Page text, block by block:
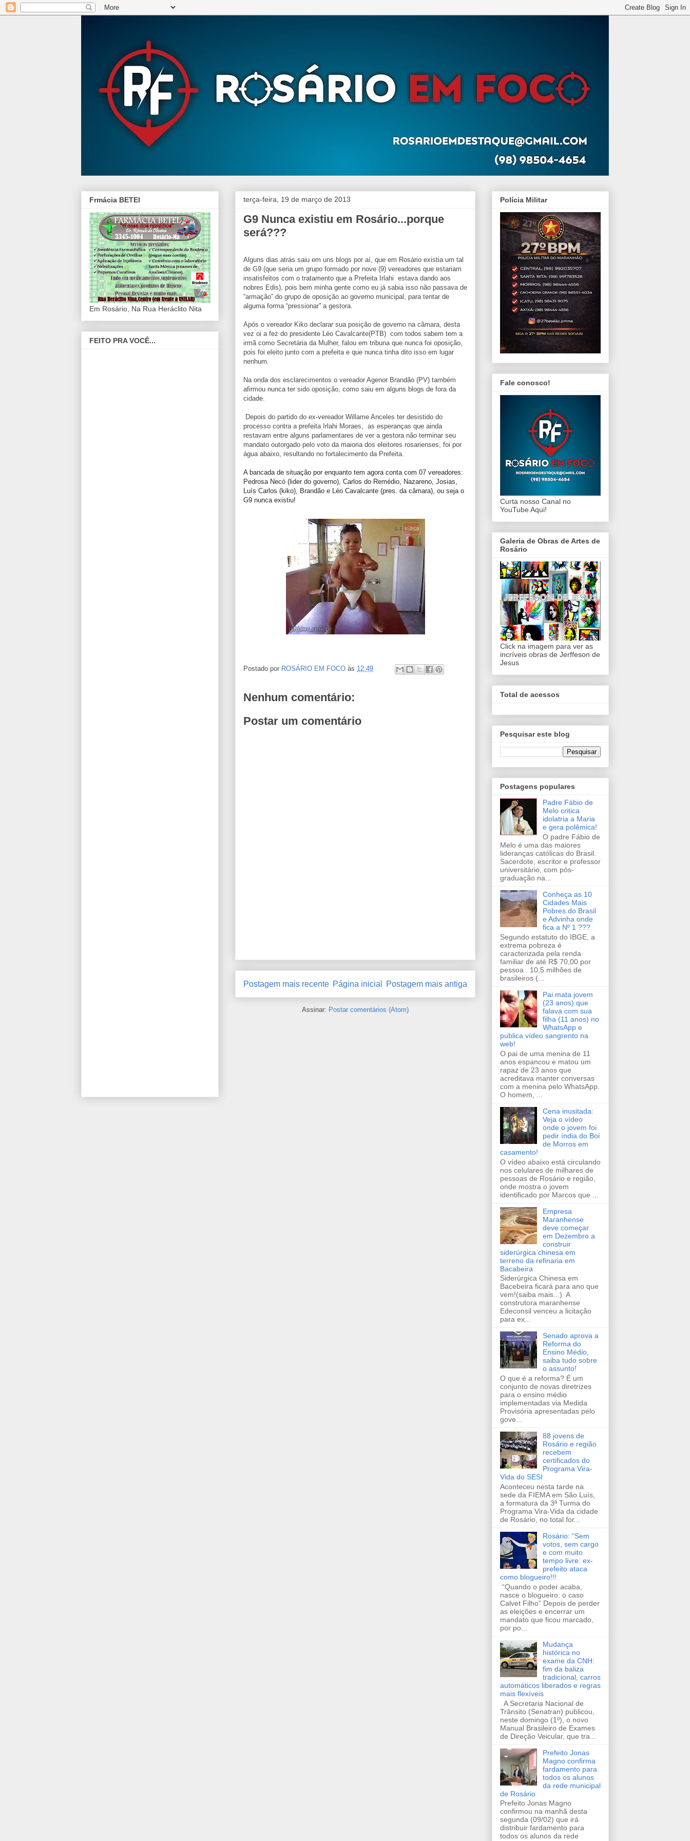
terça-feira, 19 de março de 2013
G9 Nunca existiu em Rosário...porque
será???
Alguns dias atrás saiu em uns blogs por aí, que em Rosário existia um tal
de G9 (que seria um grupo formado por nove (9) vereadores que estariam
insatisfeitos com o tratamento que a Prefeita Irlahi estava dando aos
nobres Edis), pois bem minha gente como eu já sabia isso não passava de
“armação” do grupo de oposição ao governo municipal, para tentar de
alguma forma “pressionar” a gestora.
Após o vereador Kiko declarar sua posição de governo na câmara, desta
vez oi a fez do presidente Léo Cavalcante(PTB) com todos sabem tem a
irmã como Secretária da Mulher, falou em tribuna que nunca foi oposição,
pois foi eleito junto com a prefeita e que nunca tinha dito isso em lugar
nenhum.
Na onda dos esclarecimentos o vereador Agenor Brandão (PV) também
afirmou nunca ter sido oposição, como saiu em alguns blogs de fora da
cidade.
Depois do partido do ex-vereador Willame Anceles ter desistido do
processo contra a prefeita Irlahi Moraes, as esperanças que ainda
restavam entre alguns parlamentares de ver a gestora não terminar seu
mandato outorgado pelo voto da maioria dos eleitores rosarienses, foi por
água abaixo, resultando no fortalecimento da Prefeita.
A bancada de situação por enquanto tem agora conta com 07 vereadores:
Pedrosa Necó (lider do governo), Carlos do Remédio, Nazareno, Josias,
Luís Carlos (kiko), Brandão e Léo Cavalcante (pres. da câmara), ou seja o
G9 nunca existiu!
Postado por ROSÁRIO EM FOCO às 12:49
Nenhum comentário:
Postar um comentário
Postagem mais recente Postagem mais antiga
Página inicial
Assinar: Postar comentários (Atom)
Frmácia BETEl
Em Rosário, Na Rua Heráclito Nita
FEITO PRA VOCÊ...
Polícia Militar
Fale conosco!
Curta nosso Canal no
YouTube Aqui!
Galeria de Obras de Artes de
Rosário
Click na imagem para ver as
incríveis obras de Jerffeson de
Jesus
Total de acessos
Pesquisar este blog
Postagens populares
Padre Fábio de
Melo critica
idolatria a Maria
e gera polêmica!
O padre Fábio de
Melo é uma das maiores
lideranças católicas do Brasil.
Sacerdote, escritor e professor
universitário, com pós-
graduação na...
Conheça as 10
Cidades Mais
Pobres do Brasil
e Advinha onde
fica a Nº 1 ???
Segundo estatuto do IBGE, a
extrema pobreza é
caracterizada pela renda
familiar de até R$ 70,00 por
pessoa . 10,5 milhões de
brasileiros (...
Pai mata jovem
(23 anos) que
falava com sua
filha (11 anos) no
WhatsApp e
publica vídeo sangrento na
web!
O pai de uma menina de 11
anos espancou e matou um
rapaz de 23 anos que
acreditava manter conversas
com a menina pelo WhatsApp.
O homem, ...
Cena inusitada:
Veja o vídeo
onde o jovem foi
pedir índia do Boi
de Morros em
casamento!
O vídeo abaixo está circulando
nos celulares de milhares de
pessoas de Rosário e região,
onde mostra o jovem
identificado por Marcos que ...
Empresa
Maranhense
deve começar
em Dezembro a
construir
siderúrgica chinesa em
terreno da refinaria em
Bacabeira
Siderúrgica Chinesa em
Bacebeira ficará para ano que
vem!(saiba mais...) A
construtora maranhense
Edeconsil venceu a licitação
para ex...
Senado aprova a
Reforma do
Ensino Médio,
saiba tudo sobre
o assunto!
O que é a reforma? É um
conjunto de novas diretrizes
para o ensino médio
implementadas via Medida
Provisória apresentadas pelo
gove...
88 jovens de
Rosário e região
recebem
certificados do
Programa Vira-
Vida do SESI
Aconteceu nesta tarde na
sede da FIEMA em São Luís,
a formatura da 3ª Turma do
Programa Vira-Vida da cidade
de Rosário, no total for...
Rosário: “Sem
votos, sem cargo
e com muito
tempo livre: ex-
prefeito ataca
como blogueiro!!!
“Quando o poder acaba,
nasce o blogueiro: o caso
Calvet Filho” Depois de perder
as eleições e encerrar um
mandato que ficou marcado,
por po...
Mudança
histórica no
exame da CNH:
fim da baliza
tradicional, carros
automáticos liberados e regras
mais flexíveis
A Secretaria Nacional de
Trânsito (Senatran) publicou,
neste domingo (1º), o novo
Manual Brasileiro de Exames
de Direção Veicular, que tra...
Prefeito Jonas
Magno confirma
fardamento para
todos os alunos
da rede municipal
de Rosário
Prefeito Jonas Magno
confirmou na manhã desta
segunda (09/02) que irá
distribuir fardamento para
todos os alunos da rede